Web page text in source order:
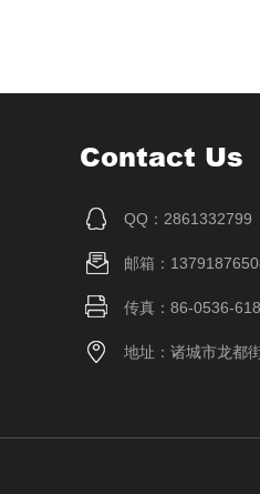
Contact Us
QQ：2861332799
邮箱：
传真：86-0536-
地址：诸城市龙都